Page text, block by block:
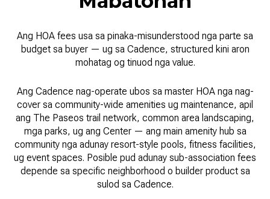
Ang HOA fees usa sa pinaka-misunderstood nga parte sa
budget sa buyer — ug sa Cadence, structured kini aron
mohatag og tinuod nga value.
Ang Cadence nag-operate ubos sa master HOA nga nag-
cover sa community-wide amenities ug maintenance, apil
ang The Paseos trail network, common area landscaping,
mga parks, ug ang Center — ang main amenity hub sa
community nga adunay resort-style pools, fitness facilities,
ug event spaces. Posible pud adunay sub-association fees
depende sa specific neighborhood o builder product sa
sulod sa Cadence.